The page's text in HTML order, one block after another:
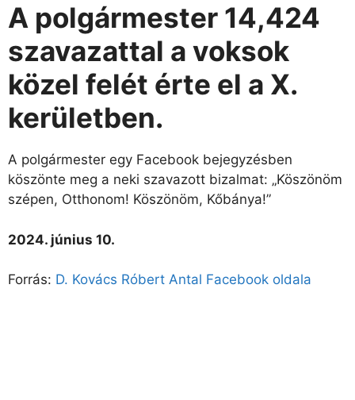
A polgármester 14,424
szavazattal a voksok
közel felét érte el a X.
kerületben.
A polgármester egy Facebook bejegyzésben
köszönte meg a neki szavazott bizalmat: „Köszönöm
szépen, Otthonom! Köszönöm, Kőbánya!”
2024. június 10.
Forrás: D. Kovács Róbert Antal Facebook oldala